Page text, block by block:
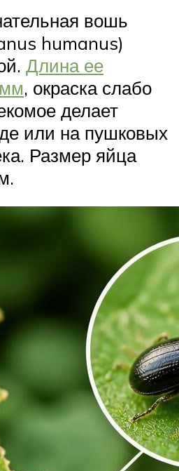
вошь
humanus)
Длина ее
, окраска слабо
делает
или на пушковых
Размер яйца